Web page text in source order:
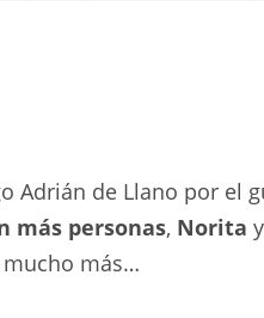
Adrián de Llano por el
más personas, Norita y
mucho más…